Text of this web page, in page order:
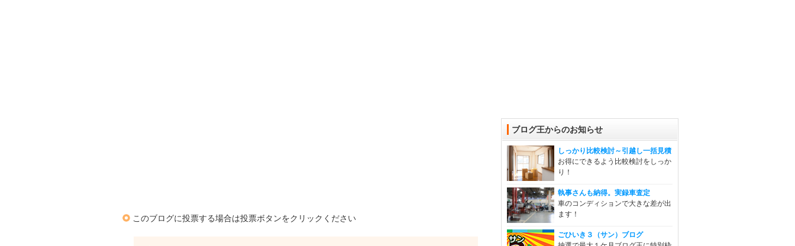
このブログに投票する場合は投票ボタンをクリックください
ブログ王からのお知らせ
しっかり比較検討～引越し一括見積
お得にできるよう比較検討をしっか
り！
執事さんも納得。実録車査定
車のコンディションで大きな差が出
ます！
ごひいき３（サン）ブログ